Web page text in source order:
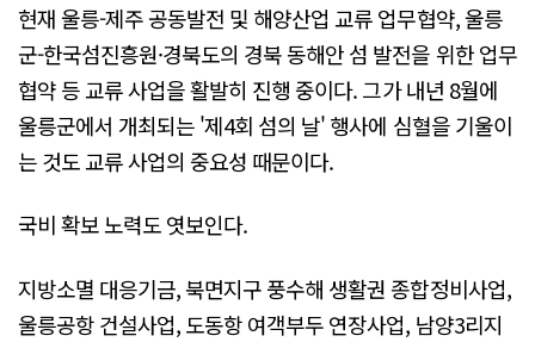
현재 울릉-제주 공동발전 및 해양산업 교류 업무협약, 울릉
군-한국섬진흥원·경북도의 경북 동해안 섬 발전을 위한 업무
협약 등 교류 사업을 활발히 진행 중이다. 그가 내년 8월에
울릉군에서 개최되는 '제4회 섬의 날' 행사에 심혈을 기울이
는 것도 교류 사업의 중요성 때문이다.
국비 확보 노력도 엿보인다.
지방소멸 대응기금, 북면지구 풍수해 생활권 종합정비사업,
울릉공항 건설사업, 도동항 여객부두 연장사업, 남양3리지